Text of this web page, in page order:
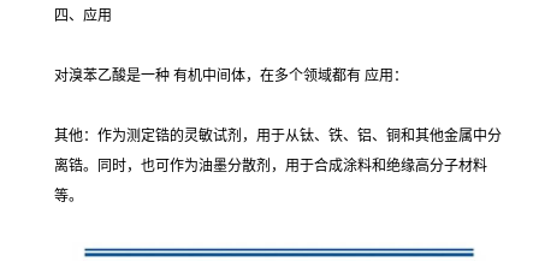
四、应用
对溴苯乙酸是一种 有机中间体，在多个领域都有 应用：
其他：作为测定锆的灵敏试剂，用于从钛、铁、铝、铜和其他金属中分
离锆。同时，也可作为油墨分散剂，用于合成涂料和绝缘高分子材料
等。